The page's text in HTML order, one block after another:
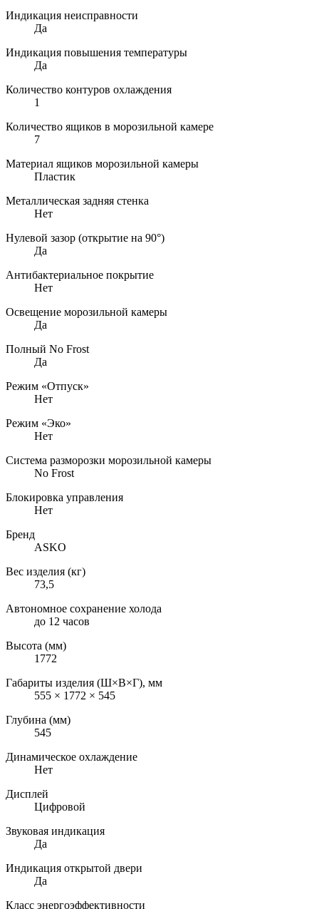
Индикация неисправности
Да
Индикация повышения температуры
Да
Количество контуров охлаждения
1
Количество ящиков в морозильной камере
7
Материал ящиков морозильной камеры
Пластик
Металлическая задняя стенка
Нет
Нулевой зазор (открытие на 90°)
Да
Антибактериальное покрытие
Нет
Освещение морозильной камеры
Да
Полный No Frost
Да
Режим «Отпуск»
Нет
Режим «Эко»
Нет
Система разморозки морозильной камеры
No Frost
Блокировка управления
Нет
Бренд
ASKO
Вес изделия (кг)
73,5
Автономное сохранение холода
до 12 часов
Высота (мм)
1772
Габариты изделия (Ш×В×Г), мм
555 × 1772 × 545
Глубина (мм)
545
Динамическое охлаждение
Нет
Дисплей
Цифровой
Звуковая индикация
Да
Индикация открытой двери
Да
Класс энергоэффективности